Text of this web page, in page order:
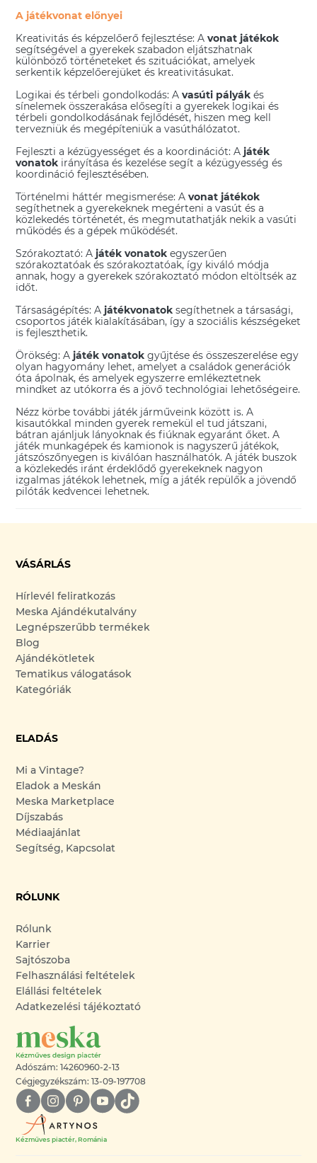
A játékvonat előnyei
Kreativitás és képzelőerő fejlesztése: Avonat játékok
segítségével a gyerekek szabadon eljátszhatnak
különböző történeteket és szituációkat, amelyek
serkentik képzelőerejüket és kreativitásukat.
Logikai és térbeli gondolkodás: A vasúti pályák és
sínelemek összerakása elősegíti a gyerekek logikai és
térbeli gondolkodásának fejlődését, hiszen meg kell
tervezniük és megépíteniük a vasúthálózatot.
Fejleszti a kézügyességet és a koordinációt: A játék
vonatok irányítása és kezelése segít a kézügyesség és
koordináció fejlesztésében.
Történelmi háttér megismerése: Avonat játékok
segíthetnek a gyerekeknek megérteni a vasút és a
közlekedés történetét, és megmutathatják nekik a vasúti
működés és a gépek működését.
Szórakoztató: A játék vonatok egyszerűen
szórakoztatóak és szórakoztatóak, így kiváló módja
annak, hogy a gyerekek szórakoztató módon eltöltsék az
időt.
Társaságépítés: A játékvonatok segíthetnek a társasági,
csoportos játék kialakításában, így a szociális készségeket
is fejleszthetik.
Örökség: A játék vonatokgyűjtése és összeszerelése egy
olyan hagyomány lehet, amelyet a családok generációk
óta ápolnak, és amelyek egyszerre emlékeztetnek
mindket az utókorra és a jövő technológiai lehetőségeire.
Nézz körbe további játék járműveink között is. A
kisautókkal minden gyerek remekül el tud játszani,
bátran ajánljuk lányoknak és fiúknak egyaránt őket. A
játék munkagépekés kamionok is nagyszerű játékok,
játszószőnyegen is kiválóan használhatók. A játék buszok
a közlekedés iránt érdeklődő gyerekeknek nagyon
izgalmas játékok lehetnek, míg a játék repülők a jövendő
pilóták kedvencei lehetnek.
VÁSÁRLÁS
Hírlevél feliratkozás
Meska Ajándékutalvány
Legnépszerűbb termékek
Blog
Ajándékötletek
Tematikus válogatások
Kategóriák
ELADÁS
Mi a Vintage?
Eladok a Meskán
Meska Marketplace
Díjszabás
Médiaajánlat
Segítség, Kapcsolat
RÓLUNK
Rólunk
Karrier
Sajtószoba
Felhasználási feltételek
Elállási feltételek
Adatkezelési tájékoztató
Adószám: 14260960-2-13
Cégjegyzékszám: 13-09-197708
Kézműves piactér, Románia